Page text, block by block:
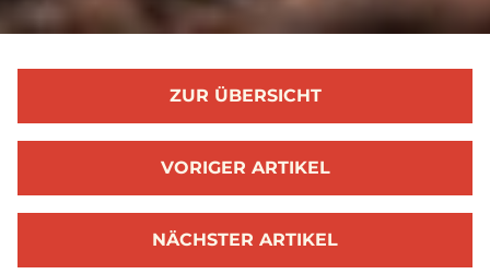
ZUR ÜBERSICHT
VORIGER ARTIKEL
NÄCHSTER ARTIKEL